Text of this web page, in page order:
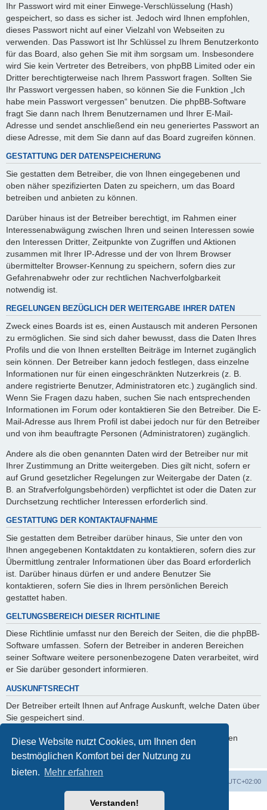
Diese Website nutzt Cookies, um Ihnen den
bestmöglichen Komfort bei der Nutzung zu
bieten. Mehr erfahren
Verstanden!
Ihr Passwort wird mit einer Einwege-Verschlüsselung (Hash)
gespeichert, so dass es sicher ist. Jedoch wird Ihnen empfohlen,
dieses Passwort nicht auf einer Vielzahl von Webseiten zu
verwenden. Das Passwort ist Ihr Schlüssel zu Ihrem Benutzerkonto
für das Board, also gehen Sie mit ihm sorgsam um. Insbesondere
wird Sie kein Vertreter des Betreibers, von phpBB Limited oder ein
Dritter berechtigterweise nach Ihrem Passwort fragen. Sollten Sie
Ihr Passwort vergessen haben, so können Sie die Funktion „Ich
habe mein Passwort vergessen“ benutzen. Die phpBB-Software
fragt Sie dann nach Ihrem Benutzernamen und Ihrer E-Mail-
Adresse und sendet anschließend ein neu generiertes Passwort an
diese Adresse, mit dem Sie dann auf das Board zugreifen können.
GESTATTUNG DER DATENSPEICHERUNG
Sie gestatten dem Betreiber, die von Ihnen eingegebenen und
oben näher spezifizierten Daten zu speichern, um das Board
betreiben und anbieten zu können.
Darüber hinaus ist der Betreiber berechtigt, im Rahmen einer
Interessenabwägung zwischen Ihren und seinen Interessen sowie
den Interessen Dritter, Zeitpunkte von Zugriffen und Aktionen
zusammen mit Ihrer IP-Adresse und der von Ihrem Browser
übermittelter Browser-Kennung zu speichern, sofern dies zur
Gefahrenabwehr oder zur rechtlichen Nachverfolgbarkeit
notwendig ist.
REGELUNGEN BEZÜGLICH DER WEITERGABE IHRER DATEN
Zweck eines Boards ist es, einen Austausch mit anderen Personen
zu ermöglichen. Sie sind sich daher bewusst, dass die Daten Ihres
Profils und die von Ihnen erstellten Beiträge im Internet zugänglich
sein können. Der Betreiber kann jedoch festlegen, dass einzelne
Informationen nur für einen eingeschränkten Nutzerkreis (z. B.
andere registrierte Benutzer, Administratoren etc.) zugänglich sind.
Wenn Sie Fragen dazu haben, suchen Sie nach entsprechenden
Informationen im Forum oder kontaktieren Sie den Betreiber. Die E-
Mail-Adresse aus Ihrem Profil ist dabei jedoch nur für den Betreiber
und von ihm beauftragte Personen (Administratoren) zugänglich.
Andere als die oben genannten Daten wird der Betreiber nur mit
Ihrer Zustimmung an Dritte weitergeben. Dies gilt nicht, sofern er
auf Grund gesetzlicher Regelungen zur Weitergabe der Daten (z.
B. an Strafverfolgungsbehörden) verpflichtet ist oder die Daten zur
Durchsetzung rechtlicher Interessen erforderlich sind.
GESTATTUNG DER KONTAKTAUFNAHME
Sie gestatten dem Betreiber darüber hinaus, Sie unter den von
Ihnen angegebenen Kontaktdaten zu kontaktieren, sofern dies zur
Übermittlung zentraler Informationen über das Board erforderlich
ist. Darüber hinaus dürfen er und andere Benutzer Sie
kontaktieren, sofern Sie dies in Ihrem persönlichen Bereich
gestattet haben.
GELTUNGSBEREICH DIESER RICHTLINIE
Diese Richtlinie umfasst nur den Bereich der Seiten, die die phpBB-
Software umfassen. Sofern der Betreiber in anderen Bereichen
seiner Software weitere personenbezogene Daten verarbeitet, wird
er Sie darüber gesondert informieren.
AUSKUNFTSRECHT
Der Betreiber erteilt Ihnen auf Anfrage Auskunft, welche Daten über
Sie gespeichert sind.
Sie können jederzeit die Löschung bzw. Sperrung Ihrer Daten
verlangen. Kontaktieren Sie hierzu bitte den Betreiber.
UTC+02:00
Powered byphpBB® Forum Software © phpBB Limited